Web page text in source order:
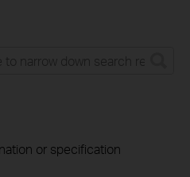
or specification